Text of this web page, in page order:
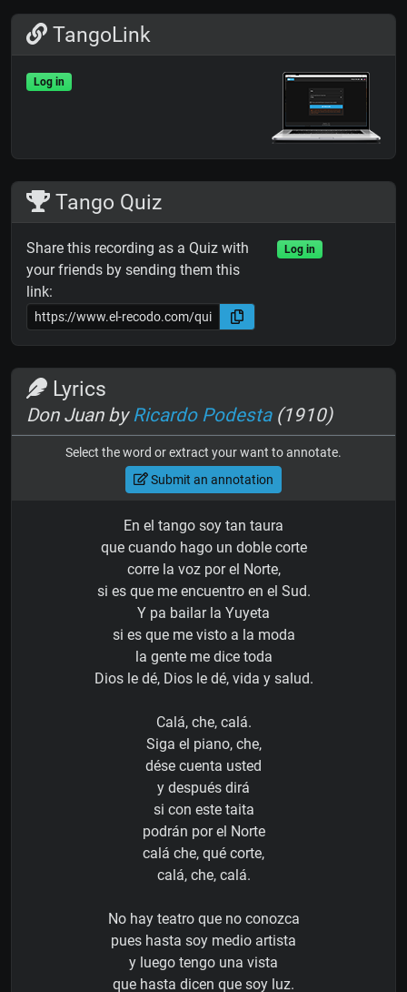
TangoLink
Log in
Tango Quiz
Share this recording as a Quiz with
your friends by sending them this
link:
Log in
Lyrics
Don Juan byRicardo Podesta(1910)
Select the word or extract your want to annotate.
Submit an annotation
En el tango soy tan taura
que cuando hago un doble corte
corre la voz por el Norte,
si es que me encuentro en el Sud.
Y pa bailar la Yuyeta
si es que me visto a la moda
la gente me dice toda
Dios le dé, Dios le dé, vida y salud.
Calá, che, calá.
Siga el piano, che,
dése cuenta usted
y después dirá
si con este taita
podrán por el Norte
calá che, qué corte,
calá, che, calá.
No hay teatro que no conozca
pues hasta soy medio artista
y luego tengo una vista
que hasta dicen que soy luz.